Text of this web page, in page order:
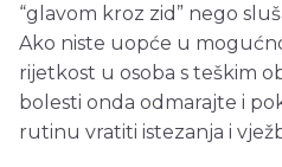
“glavom kroz zid” nego
Ako niste uopće u
rijetkost u osoba s teškim
bolesti onda odmarajte i
rutinu vratiti istezanja i